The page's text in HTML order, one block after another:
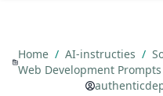
Home / AI-instructies /
Web Development Prompts